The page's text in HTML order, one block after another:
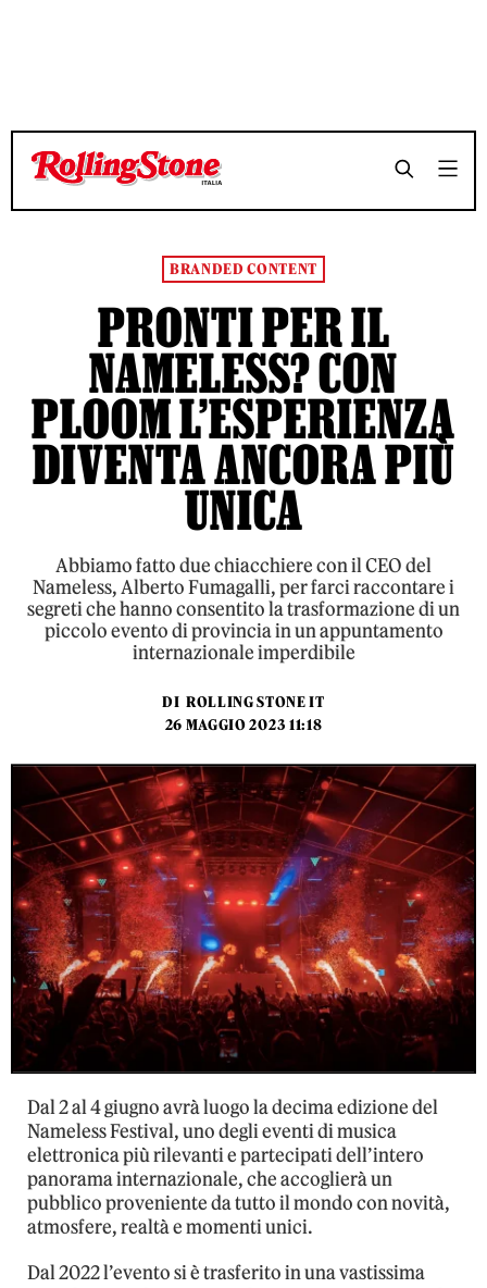
TEMPO DI LETTURA 8 MINUTI SHARE
TEMPO DI LETTURA 8 MINUTI SHARE
BRANDED CONTENT
PRONTI PER IL
NAMELESS? CON
PLOOM L’ESPERIENZA
DIVENTA ANCORA PIÙ
UNICA
Abbiamo fatto due chiacchiere con il CEO del
Nameless, Alberto Fumagalli, per farci raccontare i
segreti che hanno consentito la trasformazione di un
piccolo evento di provincia in un appuntamento
internazionale imperdibile
DI ROLLING STONE IT
26 MAGGIO 2023 11:18
Dal 2 al 4 giugno avrà luogo la decima edizione del
Nameless Festival, uno degli eventi di musica
elettronica più rilevanti e partecipati dell’intero
panorama internazionale, che accoglierà un
pubblico proveniente da tutto il mondo con novità,
atmosfere, realtà e momenti unici.
Dal 2022 l’evento si è trasferito in una vastissima